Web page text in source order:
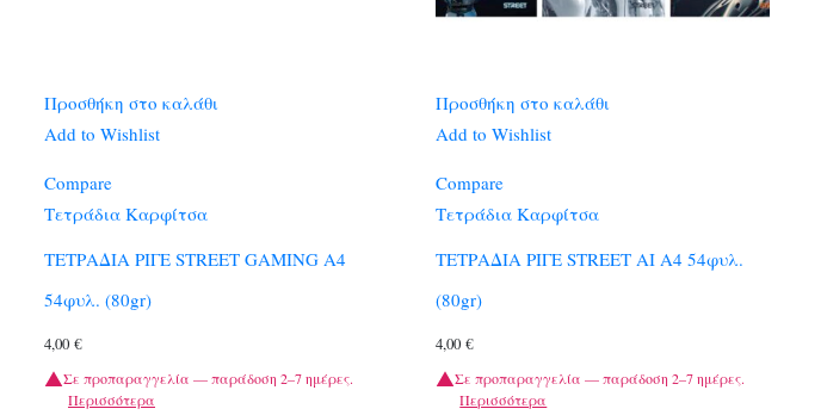
Προσθήκη στο καλάθι
Add to Wishlist
Compare
Τετράδια Καρφίτσα
ΤΕΤΡΑΔΙΑ ΡΙΓΕ STREET GAMING A4
54φυλ. (80gr)
4,00 €
Σε προπαραγγελία — παράδοση 2–7 ημέρες.
Περισσότερα
Προσθήκη στο καλάθι
Add to Wishlist
Compare
Τετράδια Καρφίτσα
ΤΕΤΡΑΔΙΑ ΡΙΓΕ STREET AI A4 54φυλ.
(80gr)
4,00€
Σε προπαραγγελία — παράδοση 2–7 ημέρες.
Περισσότερα